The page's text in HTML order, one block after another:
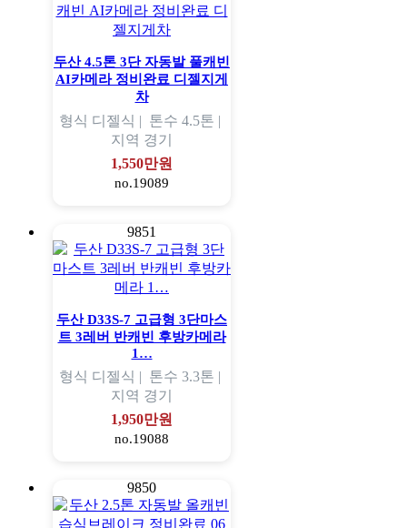
두산 4.5톤 3단 자동발 풀캐빈
AI카메라 정비완료 디젤지게
차
형식 디젤식 | 톤수 4.5톤 |
지역 경기
1,550만원
no.19089
9851
두산 D33S-7 고급형 3단마스
트 3레버 반캐빈 후방카메라
1…
형식 디젤식 | 톤수 3.3톤 |
지역 경기
1,950만원
no.19088
9850